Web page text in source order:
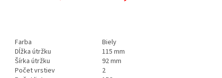
Farba
Biely
Dĺžka útržku
115 mm
Šírka útržku
92 mm
Počet vrstiev
2